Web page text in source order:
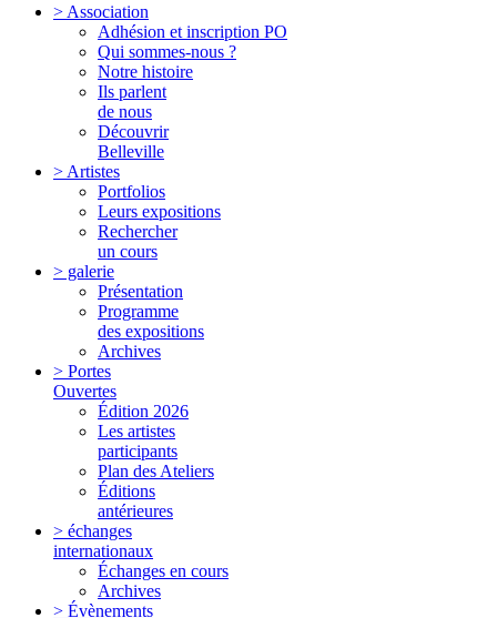
> Association
Adhésion et inscription PO
Qui sommes-nous ?
Notre histoire
Ils parlent
de nous
Découvrir
Belleville
> Artistes
Portfolios
Leurs expositions
Rechercher
un cours
> galerie
Présentation
Programme
des expositions
Archives
> Portes
Ouvertes
Édition 2026
Les artistes
participants
Plan des Ateliers
Éditions
antérieures
> échanges
internationaux
Échanges en cours
Archives
> Évènements